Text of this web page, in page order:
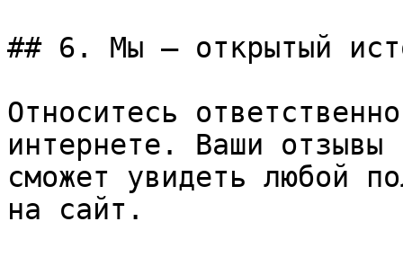
## 6. Мы – открытый
Относитесь
интернете. Ваши отзывы
сможет увидеть любой
на сайт.